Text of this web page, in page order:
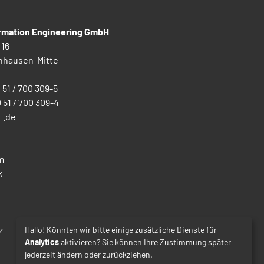
Engineering GmbH
Mitte
51 / 700 309-5
51 / 700 309-4
Hallo! Könnten wir bitte einige zusätzliche Dienste für
Analyticsaktivieren? Sie können Ihre Zustimmung später
jederzeit ändern oder zurückziehen.